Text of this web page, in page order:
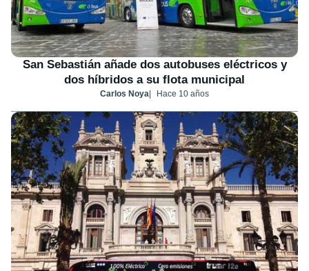
San Sebastián añade dos autobuses eléctricos y
dos híbridos a su flota municipal
Carlos Noya Hace 10 años